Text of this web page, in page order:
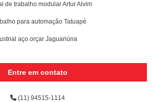
de trabalho modular Artur Alvim
para automação Tatuapé
aço orçar Jaguariúna
Entre em contato
(11) 94515-1114